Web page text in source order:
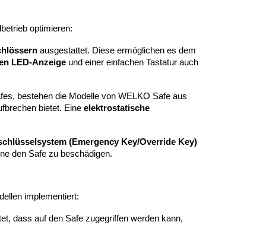
optimieren:
ausgestattet. Diese ermöglichen es dem
LED-Anzeigeund einer einfachen Tastatur auch
bestehen die Modelle von WELKO Safe aus
bietet. Eine elektrostatische
(Emergency Key/Override Key)
den Safe zu beschädigen.
implementiert:
dass auf den Safe zugegriffen werden kann,